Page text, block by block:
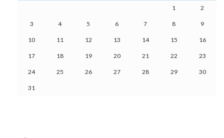
1 2
3 4 5 6 7 8 9
10 11 12 13 14 15 16
17 18 19 20 21 22 23
24 25 26 27 28 29 30
31